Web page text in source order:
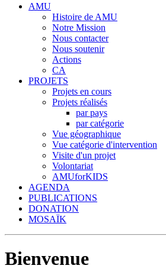
AMU
Histoire de AMU
Notre Mission
Nous contacter
Nous soutenir
Actions
CA
PROJETS
Projets en cours
Projets réalisés
par pays
par catégorie
Vue géographique
Vue catégorie d'intervention
Visite d'un projet
Volontariat
AMUforKIDS
AGENDA
PUBLICATIONS
DONATION
MOSAÏK
Bienvenue